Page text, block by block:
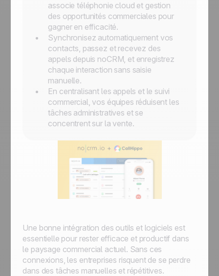
associe téléphonie cloud et gestion
des opportunités commerciales pour
gagner en efficacité.
Synchronisez automatiquement vos
contacts, passez et recevez des
appels depuis noCRM, et enregistrez
chaque interaction sans saisie
manuelle.
En centralisant les appels et le suivi
commercial, vos équipes réduisent les
tâches administratives et se
concentrent sur la vente.
Une bonne intégration des outils et logiciels est
essentielle pour rester efficace et productif dans
le paysage commercial actuel. Sans ces
connexions, les entreprises risquent de se perdre
dans des tâches manuelles et répétitives.